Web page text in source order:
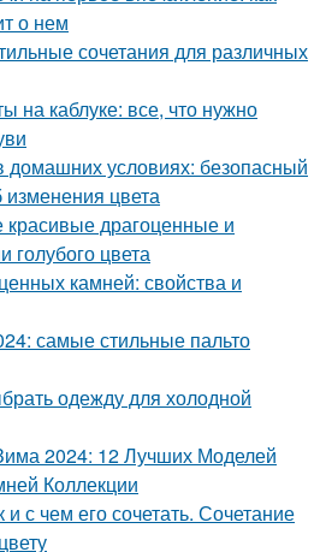
о нем
сочетания для различных
каблуке: все, что нужно
домашних условиях: безопасный
цвета
драгоценные и
голубого цвета
камней: свойства и
самые стильные пальто
одежду для холодной
2024: 12 Лучших Моделей
Коллекции
и с чем его сочетать. Сочетание